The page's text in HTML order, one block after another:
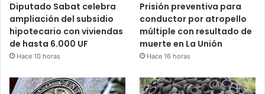
Diputado Sabat celebra
ampliación del subsidio
hipotecario con viviendas
de hasta 6.000 UF
Hace 10 horas
Prisión preventiva para
conductor por atropello
múltiple con resultado de
muerte en La Unión
Hace 16 horas